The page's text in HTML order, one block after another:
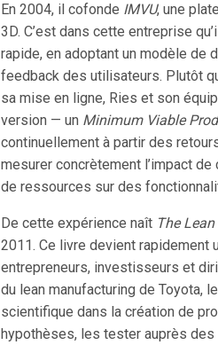
En 2004, il cofonde IMVU, une
3D. C’est dans cette entreprise
rapide, en adoptant un modèle de
feedback des utilisateurs. Plutôt
sa mise en ligne, Ries et son
version — un Minimum Viable
continuellement à partir des
mesurer concrètement l’impact
de ressources sur des
De cette expérience naît The
2011. Ce livre devient rapidement
entrepreneurs, investisseurs et
du lean manufacturing de Toyota, le
scientifique dans la création de
hypothèses, les tester auprès